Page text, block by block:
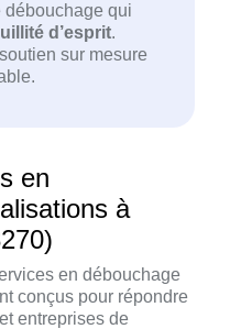
qui
d’esprit.
sur mesure
en
à
en débouchage
conçus pour répondre
entreprises de